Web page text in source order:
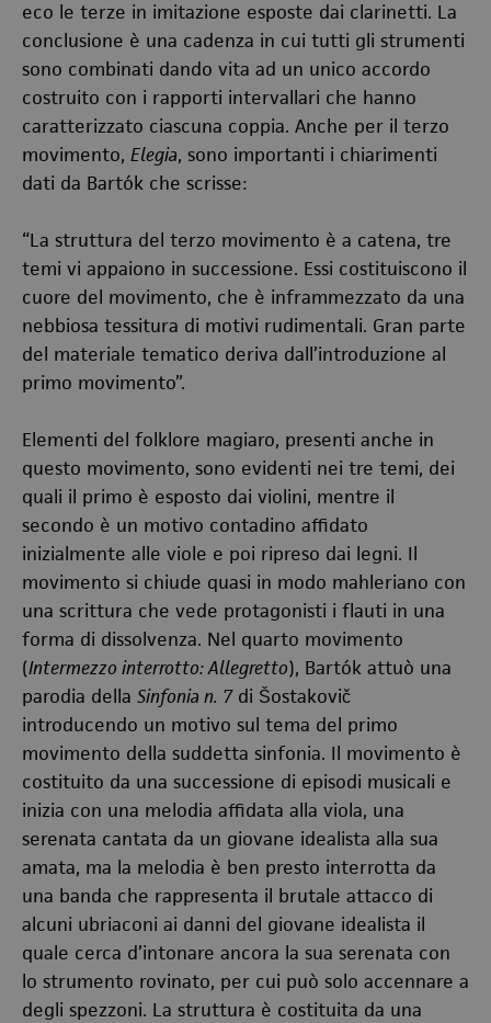
eco le terze in imitazione esposte dai clarinetti. La
conclusione è una cadenza in cui tutti gli strumenti
sono combinati dando vita ad un unico accordo
costruito con i rapporti intervallari che hanno
caratterizzato ciascuna coppia. Anche per il terzo
movimento, Elegia, sono importanti i chiarimenti
dati da Bartók che scrisse:
“La struttura del terzo movimento è a catena, tre
temi vi appaiono in successione. Essi costituiscono il
cuore del movimento, che è inframmezzato da una
nebbiosa tessitura di motivi rudimentali. Gran parte
del materiale tematico deriva dall’introduzione al
primo movimento”.
Elementi del folklore magiaro, presenti anche in
questo movimento, sono evidenti nei tre temi, dei
quali il primo è esposto dai violini, mentre il
secondo è un motivo contadino affidato
inizialmente alle viole e poi ripreso dai legni. Il
movimento si chiude quasi in modo mahleriano con
una scrittura che vede protagonisti i flauti in una
forma di dissolvenza. Nel quarto movimento
(Intermezzo interrotto: Allegretto), Bartók attuò una
parodia della Sinfonia n. 7di Šostakovič
introducendo un motivo sul tema del primo
movimento della suddetta sinfonia. Il movimento è
costituito da una successione di episodi musicali e
inizia con una melodia affidata alla viola, una
serenata cantata da un giovane idealista alla sua
amata, ma la melodia è ben presto interrotta da
una banda che rappresenta il brutale attacco di
alcuni ubriaconi ai danni del giovane idealista il
quale cerca d’intonare ancora la sua serenata con
lo strumento rovinato, per cui può solo accennare a
degli spezzoni. La struttura è costituita da una